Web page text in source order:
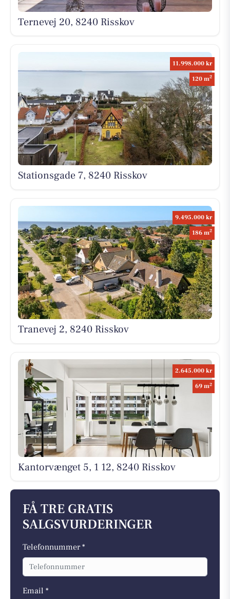
Ternevej 20, 8240 Risskov
11.998.000 kr
120 m2
Stationsgade 7, 8240 Risskov
9.495.000 kr
186 m2
Tranevej 2, 8240 Risskov
2.645.000 kr
69 m2
Kantorvænget 5, 1 12, 8240 Risskov
FÅ TRE GRATIS
SALGSVURDERINGER
Telefonnummer *
Email *